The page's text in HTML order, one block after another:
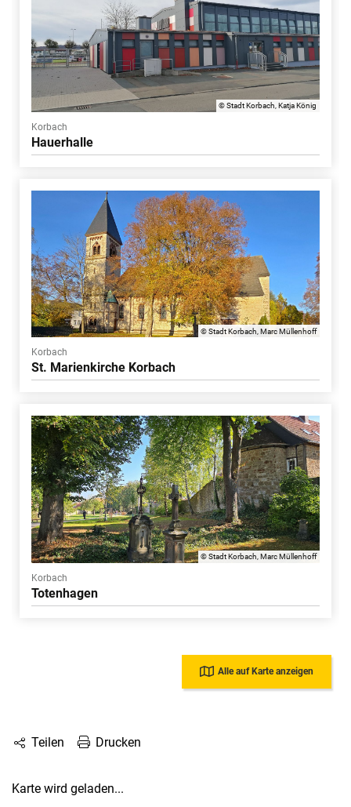
© Stadt Korbach, Katja König
Korbach
Hauerhalle
© Stadt Korbach, Marc Müllenhoff
Korbach
St. Marienkirche Korbach
© Stadt Korbach, Marc Müllenhoff
Korbach
Totenhagen
Alle auf Karte anzeigen
Teilen Drucken
Karte wird geladen...